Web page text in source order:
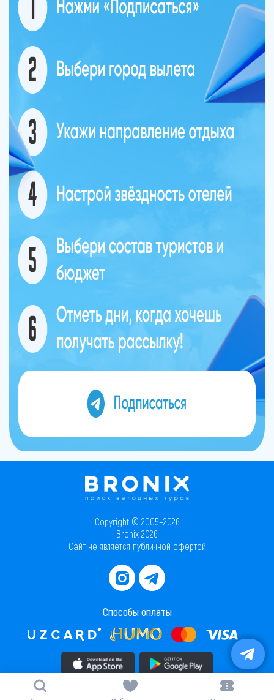
Copyright © 2005–2026
Bronix 2026
Сайт не является публичной офертой
Способы оплаты
Скачать приложение в AppStore Скачать приложение в PlayMarket
Карта сайта